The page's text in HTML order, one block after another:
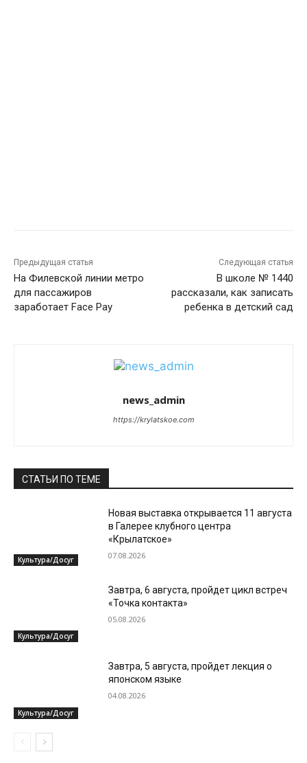
Предыдущая статья
На Филевской линии метро
для пассажиров
заработает Face Pay
Следующая статья
В школе № 1440
рассказали, как записать
ребенка в детский сад
news_admin
https://krylatskoe.com
СТАТЬИ ПО ТЕМЕ
Культура/Досуг
Новая выставка открывается 11 августа
в Галерее клубного центра
«Крылатское»
07.08.2026
Культура/Досуг
Завтра, 6 августа, пройдет цикл встреч
«Точка контакта»
05.08.2026
Культура/Досуг
Завтра, 5 августа, пройдет лекция о
японском языке
04.08.2026